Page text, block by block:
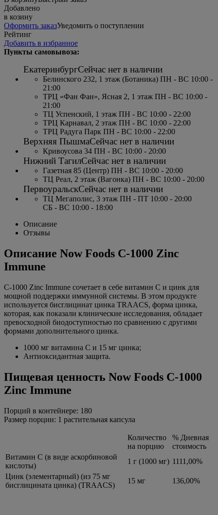
Добавлено
в козину
Оформить заказУведомить о поступлении
Рейтинг
Добавить в избранное
Пункты самовывоза:
ЕкатеринбургСейчас нет в наличии
Белинского 232, 1 этаж (Ботаника) ПН - ВС 10:00 -
21:00
ТРЦ «Фан Фан», Ясная 2, 1 этаж ПН - ВС 10:00 -
21:00
ТЦ Успенский, 1 этаж ПН - ВС 10:00 - 22:00
ТРЦ Карнавал, 2 этаж ПН - ВС 10:00 - 22:00
ТРЦ Радуга Парк ПН - ВС 10:00 - 22:00
Верхняя ПышмаСейчас нет в наличии
Кривоусова 34 ПН - ВС 10:00 - 20:00
Нижний ТагилСейчас нет в наличии
Газетная 85 (Центр) ПН - ВС 10:00 - 20:00
ТЦ Реал, 2 этаж (Вагонка) ПН - ВС 10:00 - 20:00
ПервоуральскСейчас нет в наличии
ТЦ Мегаполис, 3 этаж ПН - ПТ 10:00 - 20:00
СБ - ВС 10:00 - 18:00
Описание
Отзывы
Описание Now Foods C-1000 Zinc
Immune
C-1000 Zinc Immune сочетает в себе витамин С и цинк для
мощной поддержки иммунной системы. В этом продукте
используется бисглицинат цинка TRAACS, форма цинка,
которая, как показали клинические исследования, обладает
превосходной биодоступностью по сравнению с другими
формами дополнительного цинка.
1000 мг витамина С и 15 мг цинка;
Антиоксидантная защита.
Пищевая ценность Now Foods C-1000
Zinc Immune
Порций в контейнере: 180
Размер порции: 1 растительная капсула
Количество
на порцию
% Дневная
стоимость
Витамин С (в виде аскорбиновой
кислоты)
1 г (1000 мг) 1111,00%
Цинк (элементарный) (из 75 мг
бисглицината цинка) (TRAACS)
15 мг 136,00%